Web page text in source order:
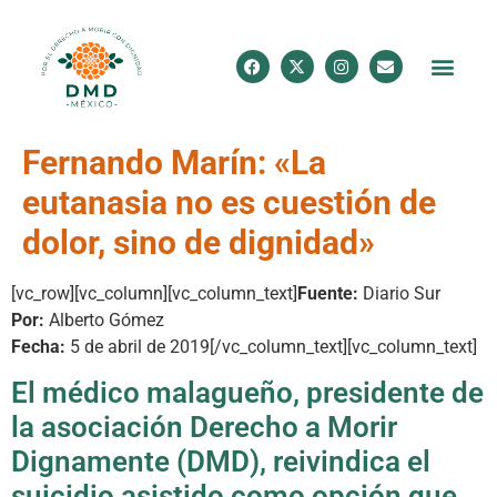
Fernando Marín: «La
eutanasia no es cuestión de
dolor, sino de dignidad»
[vc_row][vc_column][vc_column_text]Fuente: Diario Sur
Por: Alberto Gómez
Fecha: 5 de abril de 2019[/vc_column_text][vc_column_text]
El médico malagueño, presidente de
la asociación Derecho a Morir
Dignamente (DMD), reivindica el